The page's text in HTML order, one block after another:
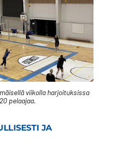
viikolla harjoituksissa
pelaajaa.
JA